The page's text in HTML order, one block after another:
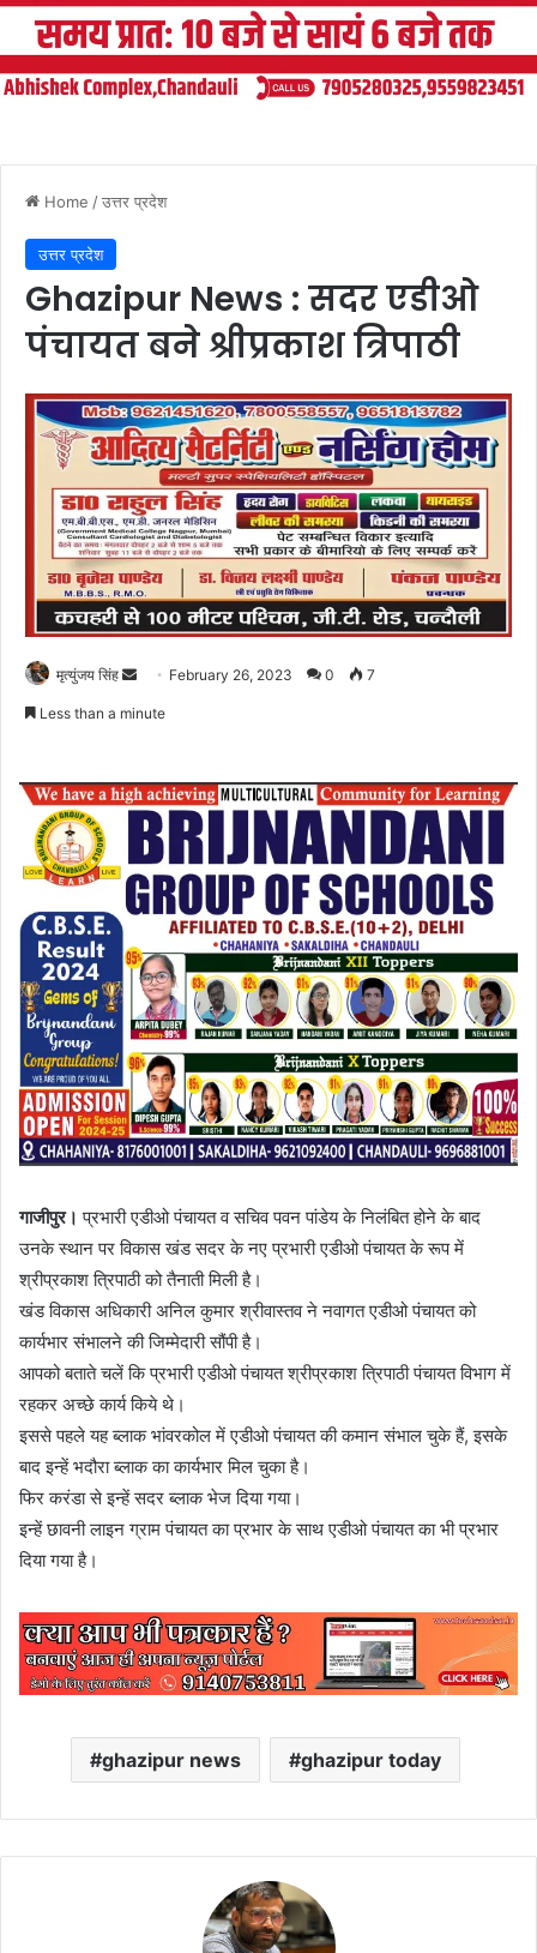
Home /उत्तर प्रदेश
उत्तर प्रदेश
Ghazipur News : सदर एडीओ
पंचायत बने श्रीप्रकाश त्रिपाठी
मृत्युंजय सिंह
Send February 26, 2023 0 7
Less than a minute
गाजीपुर। प्रभारी एडीओ पंचायत व सचिव पवन पांडेय के निलंबित होने के बाद
उनके स्थान पर विकास खंड सदर के नए प्रभारी एडीओ पंचायत के रूप में
श्रीप्रकाश त्रिपाठी को तैनाती मिली है।
खंड विकास अधिकारी अनिल कुमार श्रीवास्तव ने नवागत एडीओ पंचायत को
कार्यभार संभालने की जिम्मेदारी सौंपी है।
आपको बताते चलें कि प्रभारी एडीओ पंचायत श्रीप्रकाश त्रिपाठी पंचायत विभाग में
रहकर अच्छे कार्य किये थे।
इससे पहले यह ब्लाक भांवरकोल में एडीओ पंचायत की कमान संभाल चुके हैं, इसके
बाद इन्हें भदौरा ब्लाक का कार्यभार मिल चुका है।
फिर करंडा से इन्हें सदर ब्लाक भेज दिया गया।
इन्हें छावनी लाइन ग्राम पंचायत का प्रभार के साथ एडीओ पंचायत का भी प्रभार
दिया गया है।
ghazipur news ghazipur today